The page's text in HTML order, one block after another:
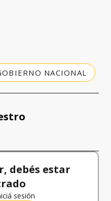
NACIONAL
debés estar
sesión